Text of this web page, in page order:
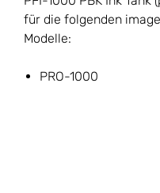
für die folgenden
Modelle:
PRO-1000